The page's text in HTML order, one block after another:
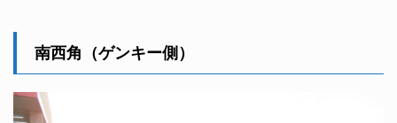
南西角（ゲンキー側）